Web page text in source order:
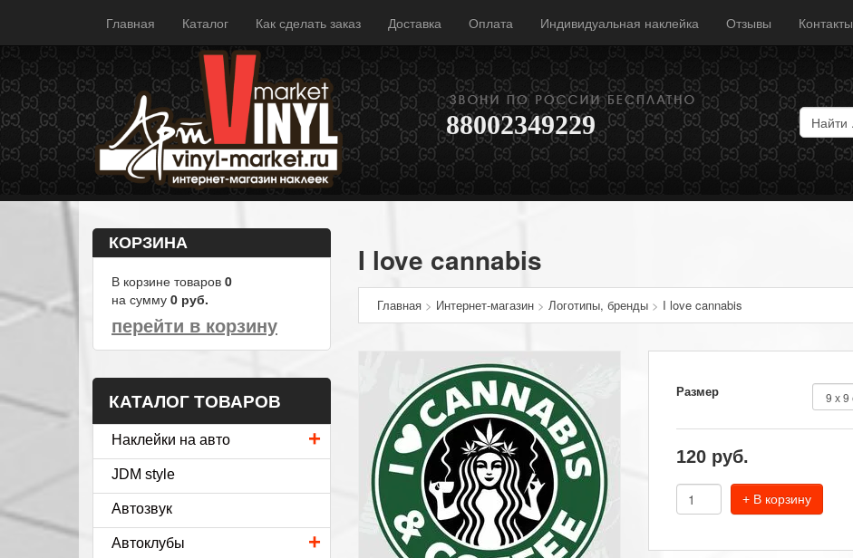
Главная Каталог Как сделать заказ Доставка Оплата Индивидуальная наклейка Отзывы Контакты
88002349229
I love cannabis
Главная> Интернет-магазин> Логотипы, бренды> I love cannabis
Размер
120руб.
+ В корзину
КОРЗИНА
В корзине товаров 0
на сумму 0 руб.
перейти в корзину
КАТАЛОГ ТОВАРОВ
+
Наклейки на авто
JDM style
Автозвук
+
Автоклубы